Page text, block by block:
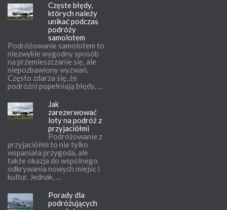
Częste błędy,
których należy
unikać podczas
podróży
samolotem
Podróżowanie samolotem to
niezwykle wygodny sposób
na przemieszczanie się, ale
niepozbawiony wyzwań.
Często zdarza się, że
podróżni popełniają błędy, …
Jak
zarezerwować
loty na podróż z
przyjaciółmi
Podróżowanie z
przyjaciółmi to nie tylko
wspaniała przygoda, ale
także okazja do wspólnego
odkrywania nowych miejsc i
kultur. Jednak, …
Porady dla
podróżujących